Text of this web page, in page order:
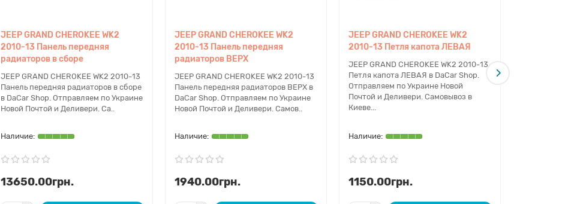
JEEP GRAND CHEROKEE WK2
2010-13 Панель передняя
радиаторов в сборе
JEEP GRAND CHEROKEE WK2 2010-13
Панель передняя радиаторов в сборе
в DaCar Shop. Отправляем по Украине
Новой Почтой и Деливери. Са..
13650.00грн.
JEEP GRAND CHEROKEE WK2
2010-13 Панель передняя
радиаторов ВЕРХ
JEEP GRAND CHEROKEE WK2 2010-13
Панель передняя радиаторов ВЕРХ в
DaCar Shop. Отправляем по Украине
Новой Почтой и Деливери. Самов..
1940.00грн.
JEEP GRAND CHEROKEE WK2
2010-13 Петля капота ЛЕВАЯ
JEEP GRAND CHEROKEE WK2 2010-13
Петля капота ЛЕВАЯ в DaCar Shop.
Отправляем по Украине Новой
Почтой и Деливери. Самовывоз в
Киеве...
1150.00грн.